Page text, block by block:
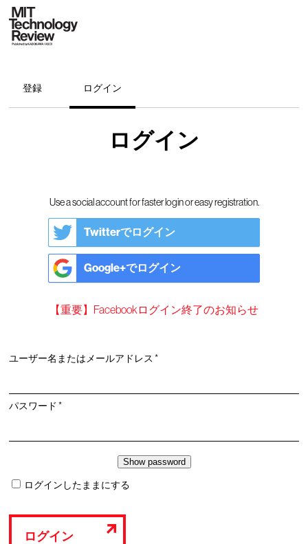
登録 ログイン
ログイン
Use a social account for faster login or easy registration.
Twitterでログイン
Google+でログイン
【重要】Facebookログイン終了のお知らせ
ユーザー名またはメールアドレス*必
パスワード*必
ログインしたままにする
ログイン